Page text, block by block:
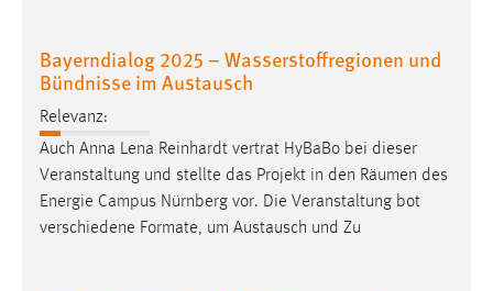
Bayerndialog 2025 – Wasserstoffregionen und
Bündnisse im Austausch
Relevanz:
Auch Anna Lena Reinhardt vertrat HyBaBo bei dieser
Veranstaltung und stellte das Projekt in den Räumen des
Energie Campus Nürnberg vor. Die Veranstaltung bot
verschiedene Formate, um Austausch und Zu